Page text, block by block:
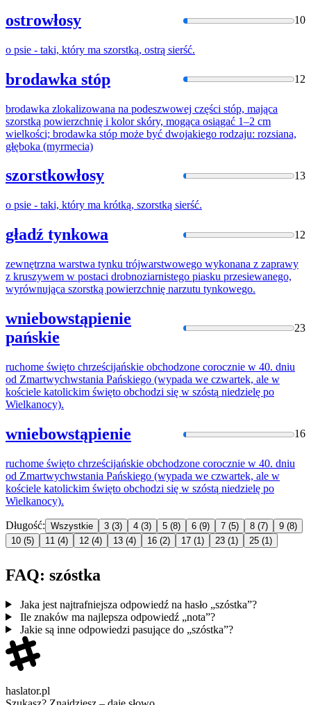
ostrowłosy 10
o psie - taki, który ma szorstką, ostrą sierść.
brodawka stóp 12
brodawka zlokalizowana na podeszwowej części stóp, mająca
szorstką powierzchnię i kolor skóry, mogąca osiągać 1–2 cm
wielkości; brodawka stóp może być dwojakiego rodzaju: rozsiana,
głęboka (myrmecia)
szorstkowłosy 13
o psie - taki, który ma krótką, szorstką sierść.
gładź tynkowa 12
zewnętrzna warstwa tynku trójwarstwowego wykonana z zaprawy
z kruszywem w postaci drobnoziarnistego piasku przesiewanego,
wyrównująca szorstką powierzchnię narzutu tynkowego.
wniebowstąpienie
pańskie
23
ruchome święto chrześcijańskie obchodzone corocznie w 40. dniu
od Zmartwychwstania Pańskiego (wypada we czwartek, ale w
kościele katolickim święto obchodzi się w szóstą niedzielę po
Wielkanocy).
wniebowstąpienie 16
ruchome święto chrześcijańskie obchodzone corocznie w 40. dniu
od Zmartwychwstania Pańskiego (wypada we czwartek, ale w
kościele katolickim święto obchodzi się w szóstą niedzielę po
Wielkanocy).
Długość: Wszystkie 3 (3) 4 (3) 5 (8) 6 (9) 7 (5) 8 (7) 9 (8)
10 (5) 11 (4) 12 (4) 13 (4) 16 (2) 17 (1) 23 (1) 25 (1)
FAQ: szóstka
Jaka jest najtrafniejsza odpowiedź na hasło „szóstka”?
Ile znaków ma najlepsza odpowiedź „nota”?
Jakie są inne odpowiedzi pasujące do „szóstka”?
haslator.pl